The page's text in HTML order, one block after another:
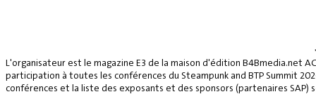
L'organisateur est le magazine E3 de la maison d'édition B4Bmedia.net
participation à toutes les conférences du Steampunk and BTP Summit
conférences et la liste des exposants et des sponsors (partenaires